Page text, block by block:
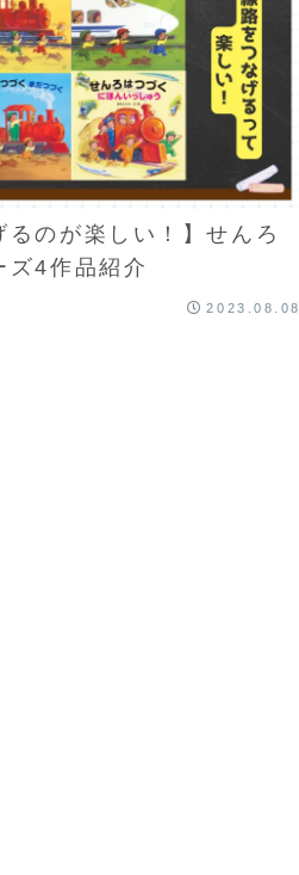
るのが楽しい！】せんろ
ズ4作品紹介
2023.08.08